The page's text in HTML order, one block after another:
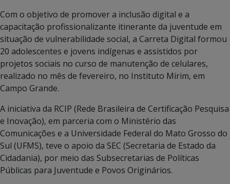
Com o objetivo de promover a inclusão digital e a
capacitação profissionalizante itinerante da juventude em
situação de vulnerabilidade social, a Carreta Digital formou
20 adolescentes e jovens indígenas e assistidos por
projetos sociais no curso de manutenção de celulares,
realizado no mês de fevereiro, no Instituto Mirim, em
Campo Grande.
A iniciativa da RCIP (Rede Brasileira de Certificação Pesquisa
e Inovação), em parceria com o Ministério das
Comunicações e a Universidade Federal do Mato Grosso do
Sul (UFMS), teve o apoio da SEC (Secretaria de Estado da
Cidadania), por meio das Subsecretarias de Políticas
Públicas para Juventude e Povos Originários.